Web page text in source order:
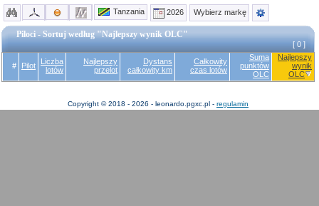
Tanzania
2026 Wybierz markę
Piloci - Sortuj według "Najlepszy wynik OLC"
[ 0 ]
# Pilot
Liczba
lotów
Najlepszy
przelot
Dystans
całkowity km
Całkowity
czas lotów
Suma
punktów
OLC
Najlepszy
wynik
OLC
Copyright © 2018 - 2026 - leonardo.pgxc.pl - regulamin